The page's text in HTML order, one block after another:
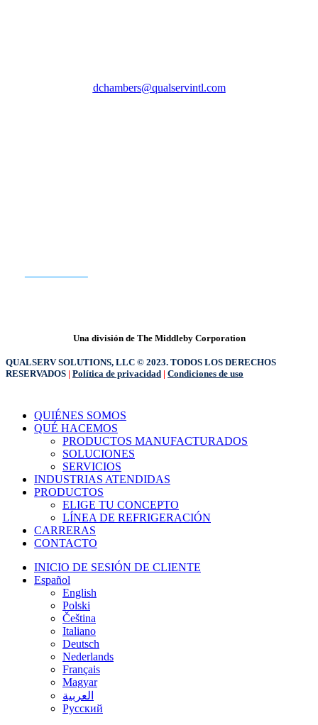
dchambers@qualservintl.com
Una división de The Middleby Corporation
QUALSERV SOLUTIONS, LLC © 2023. TODOS LOS DERECHOS
RESERVADOS | Política de privacidad | Condiciones de uso
Cerrar
Menú
QUIÉNES SOMOS
QUÉ HACEMOS
PRODUCTOS MANUFACTURADOS
SOLUCIONES
SERVICIOS
INDUSTRIAS ATENDIDAS
PRODUCTOS
ELIGE TU CONCEPTO
LÍNEA DE REFRIGERACIÓN
CARRERAS
CONTACTO
INICIO DE SESIÓN DE CLIENTE
Español
English
Polski
Čeština
Italiano
Deutsch
Nederlands
Français
Magyar
العربية‏
Русский